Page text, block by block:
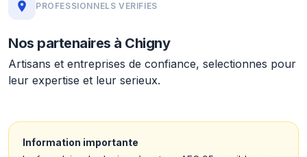
PROFESSIONNELS VERIFIES
Nos partenaires à Chigny
Artisans et entreprises de confiance, selectionnes pour
leur expertise et leur serieux.
Information importante